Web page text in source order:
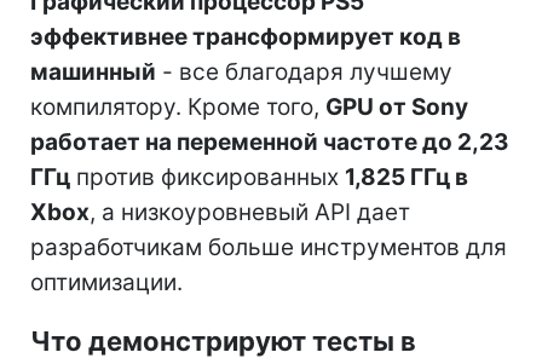
эффективнее трансформирует код в
машинный - все благодаря лучшему
компилятору. Кроме того, GPU от Sony
работает на переменной частоте до 2,23
ГГц против фиксированных 1,825 ГГц в
Xbox, а низкоуровневый API дает
разработчикам больше инструментов для
оптимизации.
Что демонстрируют тесты в